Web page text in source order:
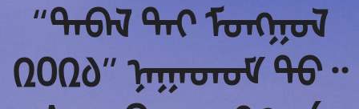
“ᠳᠡᠪᠡᠯ ᠲᠡᠢ ᠮᠣᠩᠭᠣᠯ
᠒᠐᠒᠔” ᠨᠠᠭᠠᠳᠤᠮ ᠳᠤ᠃